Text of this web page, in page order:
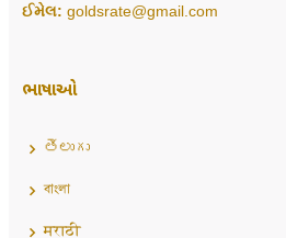
ઈમેલ: goldsrate@gmail.com
ભાષાઓ
తెలుగు
বাংলা
मराठी